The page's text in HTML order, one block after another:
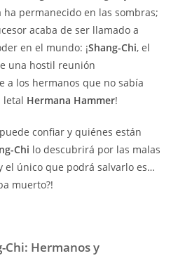
ha permanecido en las sombras;
acaba de ser llamado a
en el mundo: ¡Shang-Chi, el
una hostil reunión
a los hermanos que no sabía
letal Hermana Hammer!
confiar y quiénes están
Chi lo descubrirá por las malas
el único que podrá salvarlo es…
muerto?!
Chi: Hermanos y